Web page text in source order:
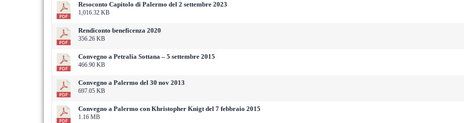
Resoconto Capitolo di Palermo del 2 settembre 2023
1,016.32 KB
Rendiconto beneficenza 2020
356.26 KB
Convegno a Petralia Sottana – 5 settembre 2015
466.90 KB
Convegno a Palermo del 30 nov 2013
697.05 KB
Convegno a Palermo con Khristopher Knigt del 7 febbraio 2015
1.16 MB